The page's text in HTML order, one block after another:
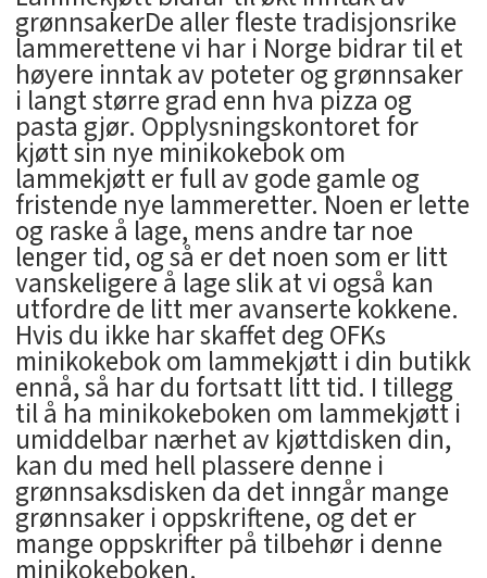
grønnsakerDe aller fleste tradisjonsrike
lammerettene vi har i Norge bidrar til et
høyere inntak av poteter og grønnsaker
i langt større grad enn hva pizza og
pasta gjør. Opplysningskontoret for
kjøtt sin nye minikokebok om
lammekjøtt er full av gode gamle og
fristende nye lammeretter. Noen er lette
og raske å lage, mens andre tar noe
lenger tid, og så er det noen som er litt
vanskeligere å lage slik at vi også kan
utfordre de litt mer avanserte kokkene.
Hvis du ikke har skaffet deg OFKs
minikokebok om lammekjøtt i din butikk
ennå, så har du fortsatt litt tid. I tillegg
til å ha minikokeboken om lammekjøtt i
umiddelbar nærhet av kjøttdisken din,
kan du med hell plassere denne i
grønnsaksdisken da det inngår mange
grønnsaker i oppskriftene, og det er
mange oppskrifter på tilbehør i denne